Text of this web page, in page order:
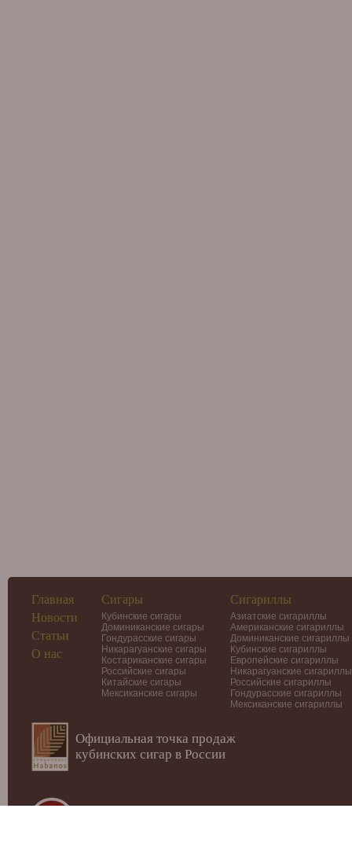
Главная
Новости
Статьи
О нас
Сигары
Кубинские сигары
Доминиканские сигары
Гондурасские сигары
Никарагуанские сигары
Костариканские сигары
Российские сигары
Китайские сигары
Мексиканские сигары
Сигариллы
Азиатские сигариллы
Американские сигариллы
Доминиканские сигариллы
Кубинские сигариллы
Европейские сигариллы
Никарагуанские сигариллы
Российские сигариллы
Гондурасские сигариллы
Мексиканские сигариллы
Официальная точка продаж
кубинских сигар в России